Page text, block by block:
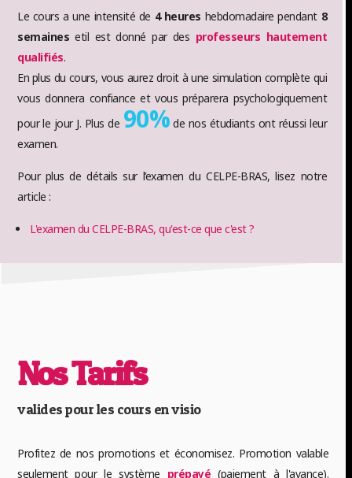
Le cours a une intensité de 4 heures hebdomadaire pendant 8
semaines etil est donné par des professeurs hautement
qualifiés.
En plus du cours, vous aurez droit à une simulation complète qui
vous donnera confiance et vous préparera psychologiquement
pour le jour J. Plus de 90% de nos étudiants ont réussi leur
examen.
Pour plus de détails sur l’examen du CELPE-BRAS, lisez notre
article :
L'examen du CELPE-BRAS, qu'est-ce que c'est ?
Nos Tarifs
valides pour les cours en visio
Profitez de nos promotions et économisez. Promotion valable
seulement pour le système prépayé (paiement à l'avance).